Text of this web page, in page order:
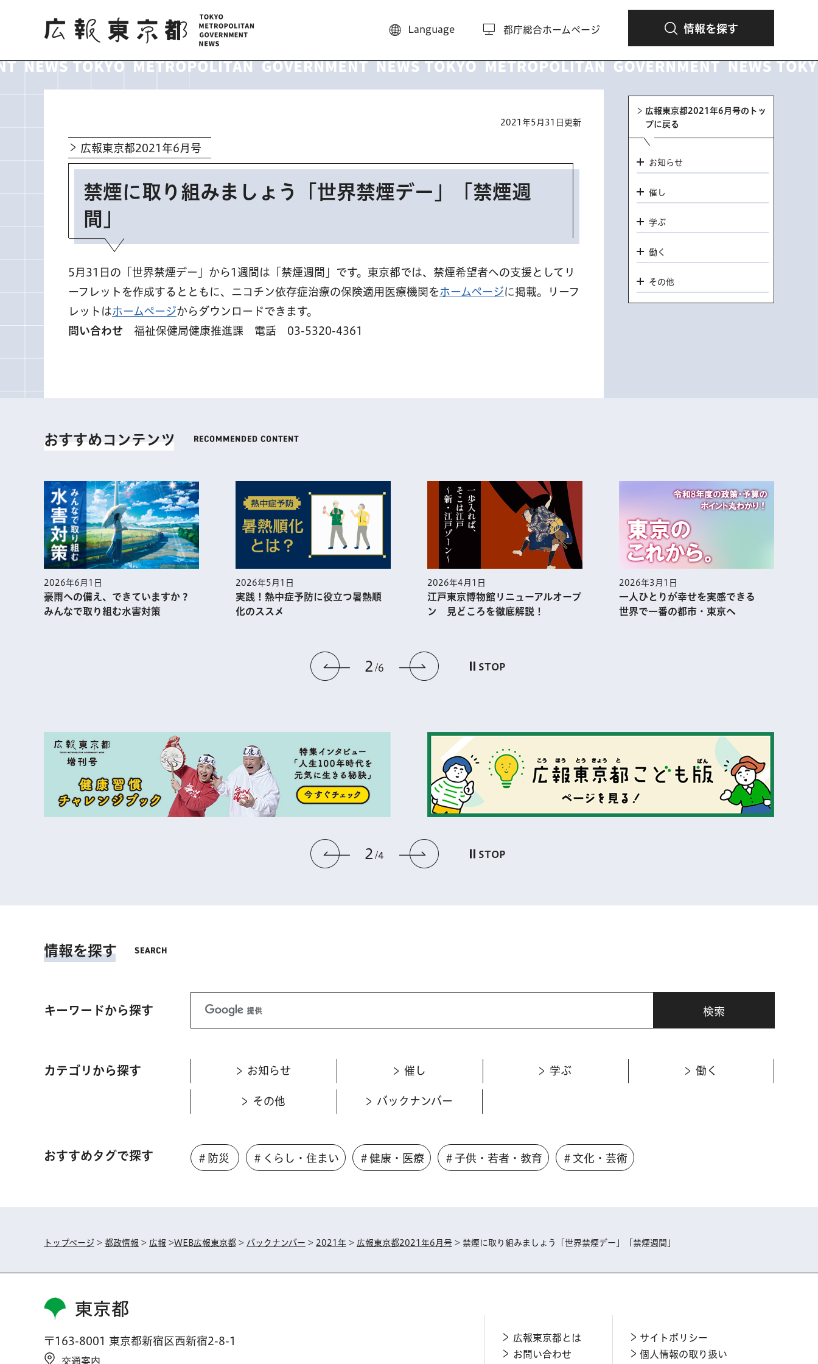
広報東京都
Language 都庁総合ホームページ 情報を探す
2021年5月31日更新
広報東京都2021年6月号
禁煙に取り組みましょう「世界禁煙デー」「禁煙週
間」
5月31日の「世界禁煙デー」から1週間は「禁煙週間」です。東京都では、禁煙希望者への支援としてリ
ーフレットを作成するとともに、ニコチン依存症治療の保険適用医療機関を ホームページに掲載。リーフ
レットはホームページからダウンロードできます。
問い合わせ 福祉保健局健康推進課 電話 03-5320-4361
広報東京都2021年6月号のトッ
プに戻る
お知らせ
催し
学ぶ
働く
その他
おすすめコンテンツ
前のスライドを表示
2 6 次のスライドを表示
STOP
2026年6月1日
豪雨への備え、できていますか？
みんなで取り組む水害対策
2026年5月1日
実践！熱中症予防に役⽴つ暑熱順
化のススメ
2026年4月1日
江戸東京博物館リニューアルオープ
ン 見どころを徹底解説！
2026年3月1日
一人ひとりが幸せを実感できる
世界で一番の都市・東京へ
前のスライドを表示
2 4 次のスライドを表示
STOP
情報を探す
キーワードから探す
カテゴリから探す お知らせ 催し 学ぶ 働く
その他 バックナンバー
おすすめタグで探す ＃防災 ＃くらし・住まい ＃健康・医療 ＃子供・若者・教育 ＃文化・芸術
トップページ > 都政情報 > 広報 >WEB広報東京都 > バックナンバー > 2021年 > 広報東京都2021年6月号 > 禁煙に取り組みましょう「世界禁煙デー」「禁煙週間」
東京都
〒163-8001 東京都新宿区西新宿2-8-1
交通案内
広報東京都とは
お問い合わせ
サイトポリシー
個人情報の取り扱い